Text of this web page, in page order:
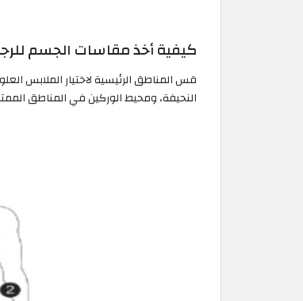
كيفية أخذ مقاسات الجسم
قس المناطق الرئيسية لاختيار الملابس
النحيفة، ومحيط الوركين في المناطق الممتلئة، والطول، كما